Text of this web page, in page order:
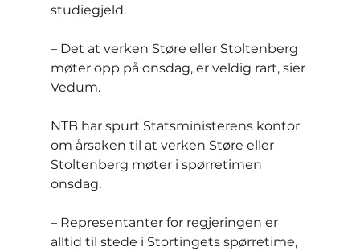
studiegjeld.
– Det at verken Støre eller Stoltenberg
møter opp på onsdag, er veldig rart, sier
Vedum.
NTB har spurt Statsministerens kontor
om årsaken til at verken Støre eller
Stoltenberg møter i spørretimen
onsdag.
– Representanter for regjeringen er
alltid til stede i Stortingets spørretime,